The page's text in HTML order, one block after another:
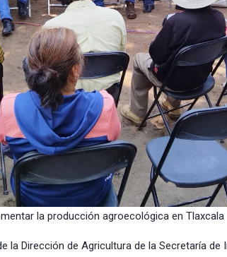
la producción agroecológica en Tlaxcala
la Dirección de Agricultura de la Secretaría